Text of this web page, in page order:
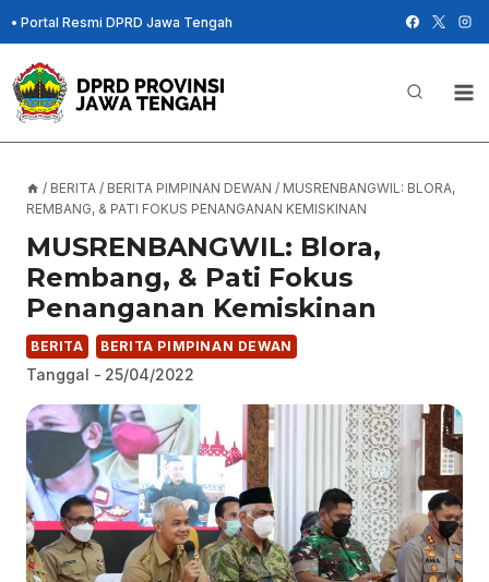
Skip
to
content
• Portal Resmi DPRD Jawa Tengah
/ BERITA / BERITA PIMPINAN DEWAN / MUSRENBANGWIL: BLORA,
REMBANG, & PATI FOKUS PENANGANAN KEMISKINAN
MUSRENBANGWIL: Blora,
Rembang, & Pati Fokus
Penanganan Kemiskinan
BERITA BERITA PIMPINAN DEWAN
Tanggal - 25/04/2022